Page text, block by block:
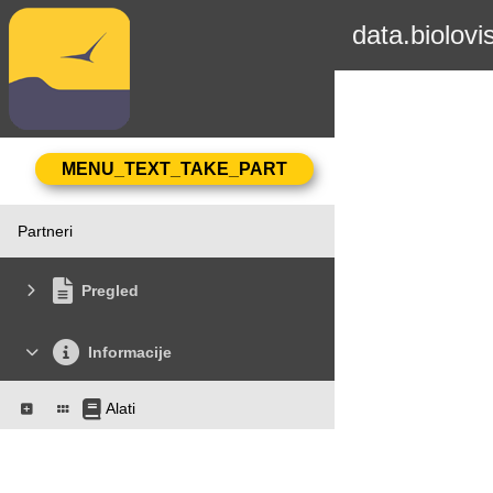
Partneri
Pregled
Informacije
Alati